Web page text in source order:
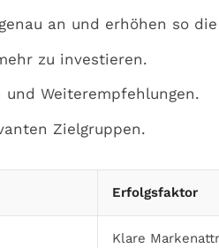
an und erhöhen so die
zu investieren.
Weiterempfehlungen.
Zielgruppen.
Erfolgsfaktor
Klare